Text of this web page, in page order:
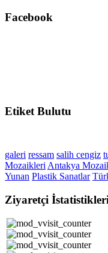
Facebook
Etiket Bulutu
galeri ressam salih cengiz
Mozaikleri Antakya
Yunan Plastik Sanatlar
Ziyaretçi İstatistikleri